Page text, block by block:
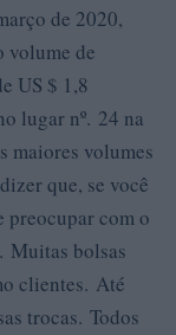
de 2020,
volume de
US $ 1,8
lugar nº. 24 na
maiores volumes
que, se você
preocupar com o
Muitas bolsas
clientes. Até
trocas. Todos